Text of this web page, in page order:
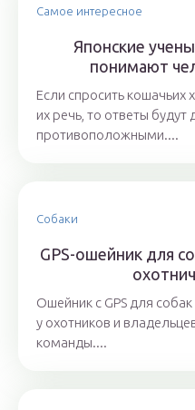
Самое интересное
Японские
понимают
Если спросить
их речь, то ответы
противоположными....
Собаки
GPS-ошейник для
Ошейник с GPS для
у охотников и
команды....